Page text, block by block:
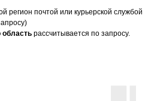
регион почтой или курьерской службой
область рассчитывается по запросу.